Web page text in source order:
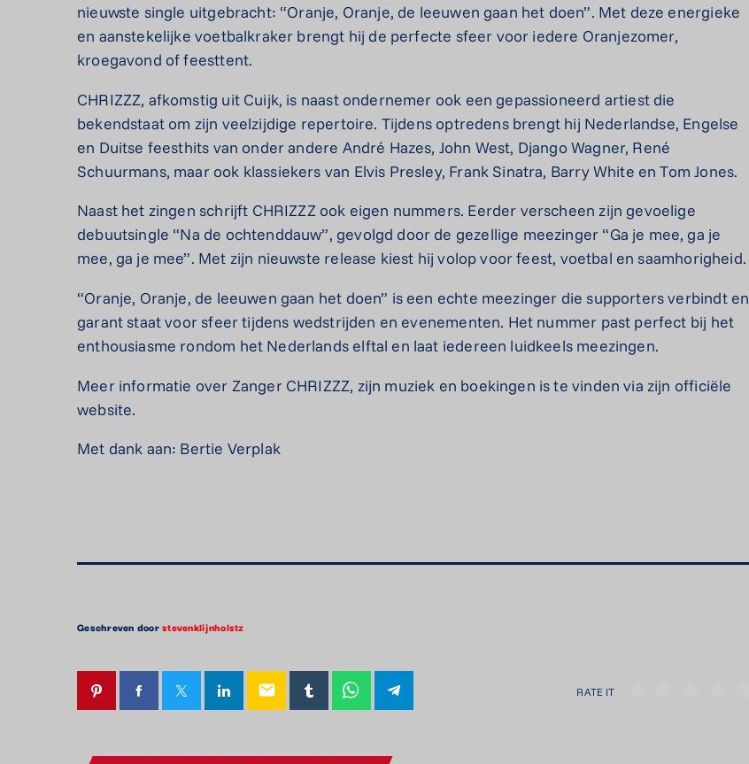
nieuwste single uitgebracht: “Oranje, Oranje, de leeuwen gaan het doen”. Met deze energieke
en aanstekelijke voetbalkraker brengt hij de perfecte sfeer voor iedere Oranjezomer,
kroegavond of feesttent.
CHRIZZZ, afkomstig uit Cuijk, is naast ondernemer ook een gepassioneerd artiest die
bekendstaat om zijn veelzijdige repertoire. Tijdens optredens brengt hij Nederlandse, Engelse
en Duitse feesthits van onder andere André Hazes, John West, Django Wagner, René
Schuurmans, maar ook klassiekers van Elvis Presley, Frank Sinatra, Barry White en Tom Jones.
Naast het zingen schrijft CHRIZZZ ook eigen nummers. Eerder verscheen zijn gevoelige
debuutsingle “Na de ochtenddauw”, gevolgd door de gezellige meezinger “Ga je mee, ga je
mee, ga je mee”. Met zijn nieuwste release kiest hij volop voor feest, voetbal en saamhorigheid.
“Oranje, Oranje, de leeuwen gaan het doen” is een echte meezinger die supporters verbindt en
garant staat voor sfeer tijdens wedstrijden en evenementen. Het nummer past perfect bij het
enthousiasme rondom het Nederlands elftal en laat iedereen luidkeels meezingen.
Meer informatie over Zanger CHRIZZZ, zijn muziek en boekingen is te vinden via zijn officiële
website.
Met dank aan: Bertie Verplak
Geschreven doorstevenklijnholstz
email RATE IT